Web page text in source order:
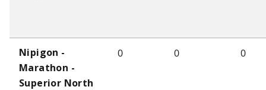
Nipigon -
Marathon -
Superior North
0 0 0